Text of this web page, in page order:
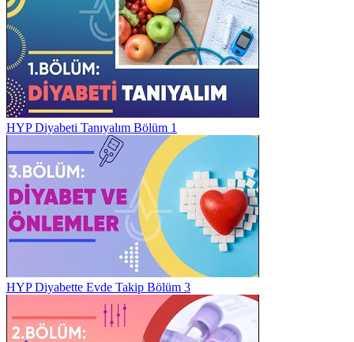
HYP Diyabeti Tanıyalım Bölüm 1
HYP Diyabette Evde Takip Bölüm 3